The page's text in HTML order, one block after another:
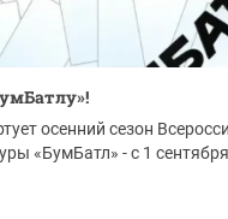
осенний сезон
«БумБатл» - с 1